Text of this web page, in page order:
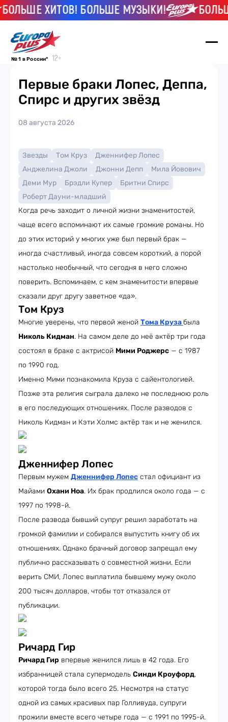
ХИТОВ! БОЛЬШЕ МУЗЫКИ!
№ 1 в России*
Первые браки Лопес, Деппа,
Спирс и других звёзд
08 августа 2026
Звезды Том Круз
Дженнифер Лопес
Анджелина Джоли
Джонни Депп
Мила Йовович
Деми Мур
Брэдли Купер
Бритни Спирс
Роберт Дауни-младший
Когда речь заходит о личной жизни знаменитостей,
чаще всего вспоминают их самые громкие романы. Но
до этих историй у многих уже был первый брак —
иногда счастливый, иногда совсем короткий, а порой
настолько необычный, что сегодня в него сложно
поверить. Вспоминаем, с кем знаменитости впервые
сказали друг другу заветное «да».
Том Круз
Многие уверены, что первой женой Тома Круза была
Николь Кидман. На самом деле до неё актёр три года
состоял в браке с актрисой Мими Роджерс — с 1987
по 1990 год.
Именно Мими познакомила Круза с сайентологией.
Позже эта религия сыграла далеко не последнюю роль
в его последующих отношениях. После разводов с
Николь Кидман и Кэти Холмс актёр так и не женился.
Дженнифер Лопес
Первым мужем Дженнифер Лопес стал официант из
Майами Охани Ноа. Их брак продлился около года — с
1997 по 1998-й.
После развода бывший супруг решил заработать на
громкой фамилии и собирался выпустить книгу об их
отношениях. Однако брачный договор запрещал ему
публично рассказывать о совместной жизни. Если
верить СМИ, Лопес выплатила бывшему мужу около
200 тысяч долларов, чтобы тот отказался от
публикации.
Ричард Гир
Ричард Гир впервые женился лишь в 42 года. Его
избранницей стала супермодель Синди Кроуфорд,
которой тогда было всего 25. Несмотря на статус
одной из самых красивых пар Голливуда, супруги
прожили вместе всего четыре года — с 1991 по 1995-й.